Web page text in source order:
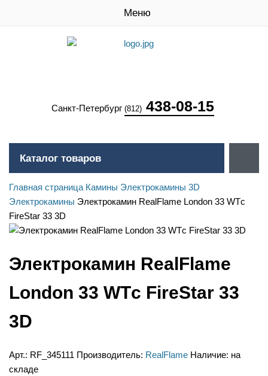
Меню
Санкт-Петербург (812) 438-08-15
Каталог товаров
Главная страница Камины Электрокамины 3D
Электрокамины Электрокамин RealFlame London 33 WTс
FireStar 33 3D
Электрокамин RealFlame
London 33 WTс FireStar 33
3D
Арт.: RF_345111 Производитель: RealFlame Наличие: на
складе